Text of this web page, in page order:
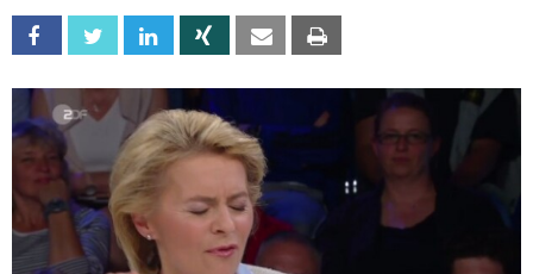
Facebook Twitter Linkedin Xing Email